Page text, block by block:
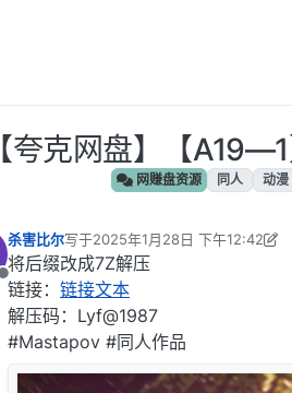
【夸克网盘】【
网赚盘资源 同人 动漫
离线
杀害比尔写于2025年1月28日 下午12:42
最后由 杀害比尔 编辑 2025年1月28
将后缀改成7Z解压
链接： 链接文本
解压码：Lyf@1987
#Mastapov #同人作品